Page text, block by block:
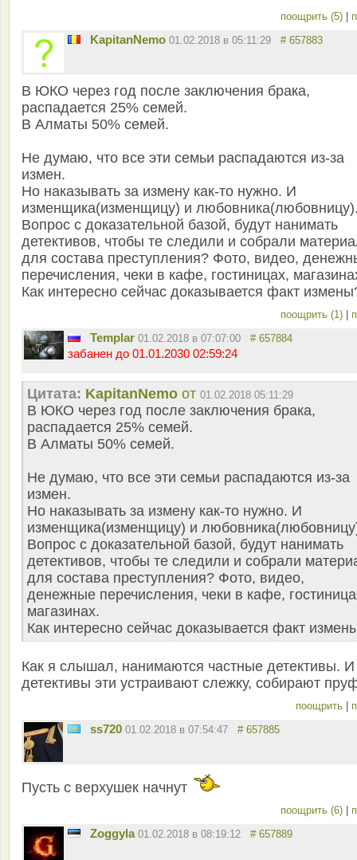
поощрить (5)
KapitanNemo 01.02.2018 в 05:11:29 # 657883
В ЮКО через год после заключения брака,
распадается 25% семей.
В Алматы 50% семей.
Не думаю, что все эти семьи распадаются из-за
измен.
Но наказывать за измену как-то нужно. И
изменщика(изменщицу) и
Вопрос с доказательной базой, будут нанимать
детективов, чтобы те следили и собрали
для состава преступления? Фото, видео,
перечисления, чеки в кафе, гостиницах,
Как интересно сейчас доказывается факт
поощрить (1)
Templar 01.02.2018 в 07:07:00 # 657884
забанен до 01.01.2030 02:59:24
Цитата: KapitanNemo от 01.02.2018 05:11:29
В ЮКО через год после заключения брака,
распадается 25% семей.
В Алматы 50% семей.
Не думаю, что все эти семьи распадаются из-за
измен.
Но наказывать за измену как-то нужно. И
изменщика(изменщицу) и
Вопрос с доказательной базой, будут нанимать
детективов, чтобы те следили и собрали
для состава преступления? Фото, видео,
денежные перечисления, чеки в кафе,
магазинах.
Как интересно сейчас доказывается факт
Как я слышал, нанимаются частные детективы. И
детективы эти устраивают слежку, собирают
поощрить
ss720 01.02.2018 в 07:54:47 # 657885
Пусть с верхушек начнут
поощрить (6)
Zoggyla 01.02.2018 в 08:19:12 # 657889